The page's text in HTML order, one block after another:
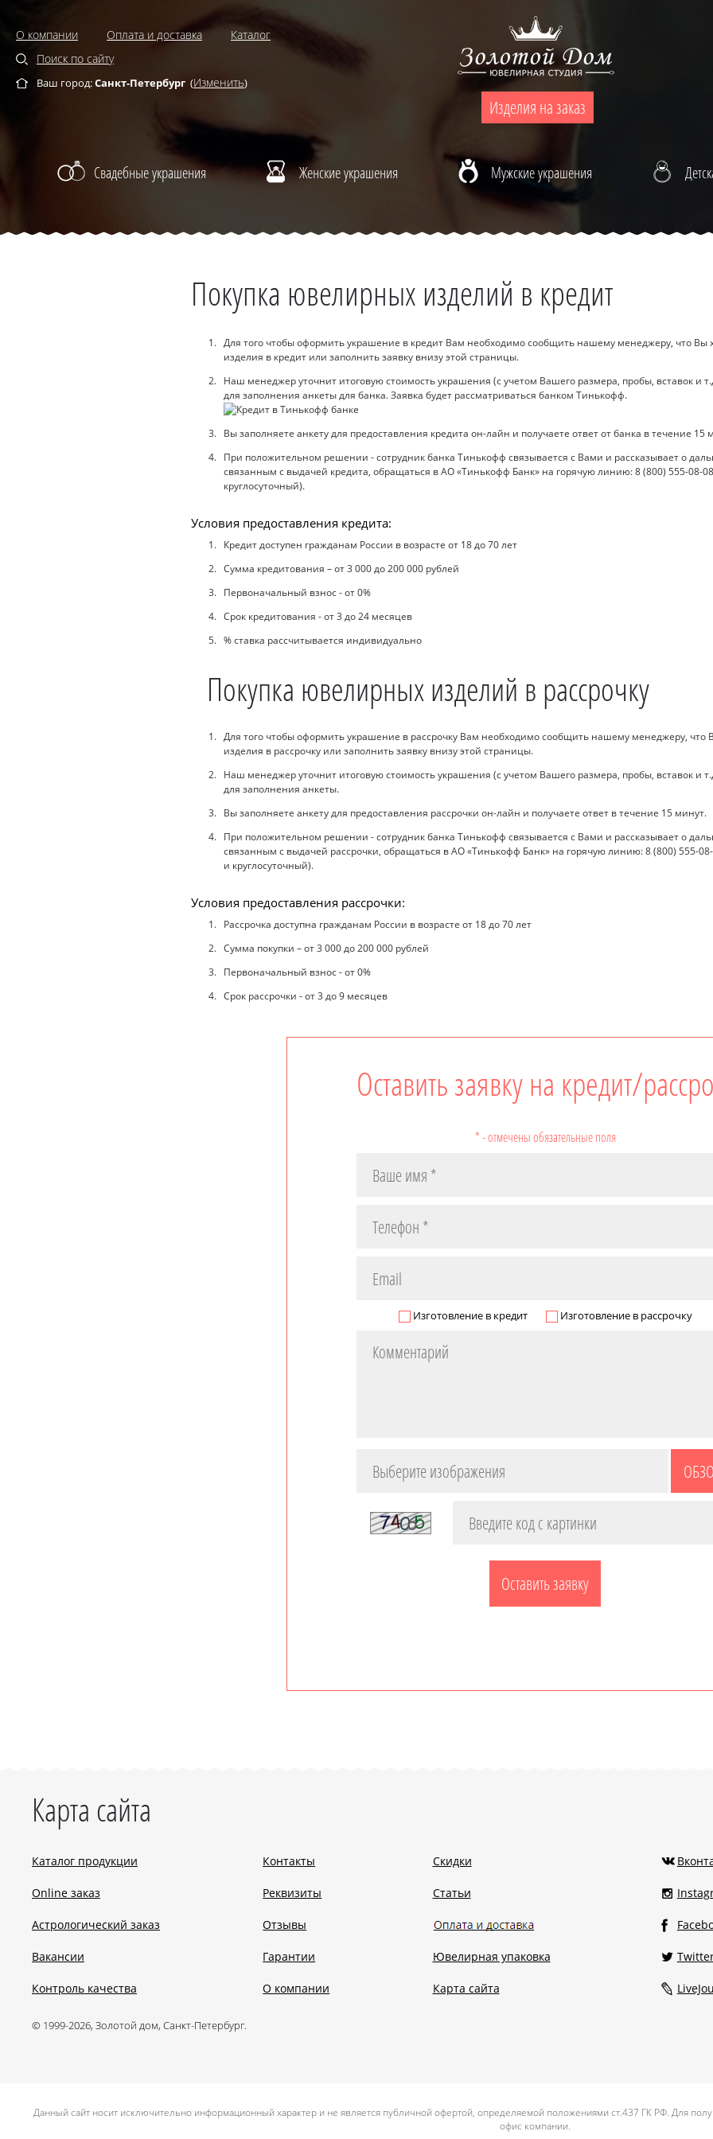
Изделия на заказ
О компании Оплата и доставка
Каталог
Поиск по сайту
Ваш город:Санкт-Петербург (Изменить)
Свадебные украшения Женские украшения Мужские украшения
Покупка ювелирных изделий в кредит
Для того чтобы оформить украшение в кредит Вам необходимо сообщить нашему менеджеру, что Вы
изделия в кредит или заполнить заявку внизу этой страницы.
Наш менеджер уточнит итоговую стоимость украшения (с учетом Вашего размера, пробы, вставок и
для заполнения анкеты для банка. Заявка будет рассматриваться банком Тинькофф.
Вы заполняете анкету для предоставления кредита он-лайн и получаете ответ от банка в течение 15
При положительном решении - сотрудник банка Тинькофф связывается с Вами и рассказывает о
связанным с выдачей кредита, обращаться в АО «Тинькофф Банк» на горячую линию: 8 (800) 555-08-
круглосуточный).
Условия предоставления кредита:
Кредит доступен гражданам России в возрасте от 18 до 70 лет
Сумма кредитования – от 3 000 до 200 000 рублей
Первоначальный взнос - от 0%
Срок кредитования - от 3 до 24 месяцев
% ставка рассчитывается индивидуально
Покупка ювелирных изделий в рассрочку
Для того чтобы оформить украшение в рассрочку Вам необходимо сообщить нашему менеджеру, что
изделия в рассрочку или заполнить заявку внизу этой страницы.
Наш менеджер уточнит итоговую стоимость украшения (с учетом Вашего размера, пробы, вставок и
для заполнения анкеты.
Вы заполняете анкету для предоставления рассрочки он-лайн и получаете ответ в течение 15 минут.
При положительном решении - сотрудник банка Тинькофф связывается с Вами и рассказывает о
связанным с выдачей рассрочки, обращаться в АО «Тинькофф Банк» на горячую линию: 8 (800) 555-
и круглосуточный).
Условия предоставления рассрочки:
Рассрочка доступна гражданам России в возрасте от 18 до 70 лет
Сумма покупки – от 3 000 до 200 000 рублей
Первоначальный взнос - от 0%
Срок рассрочки - от 3 до 9 месяцев
Оставить заявку на кредит/
* - отмечены обязательные поля
Изготовление в кредит Изготовление в рассрочку
Карта сайта
Каталог продукции
Online заказ
Астрологический заказ
Вакансии
Контроль качества
Контакты
Реквизиты
Отзывы
Гарантии
О компании
Скидки
Статьи
Ювелирная упаковка
Карта сайта
© 1999-2026, Золотой дом, Санкт-Петербург.
Данный сайт носит исключительно информационный характер и не является публичной офертой, определяемой положениями ст.437 ГК РФ. Для
офис компании.